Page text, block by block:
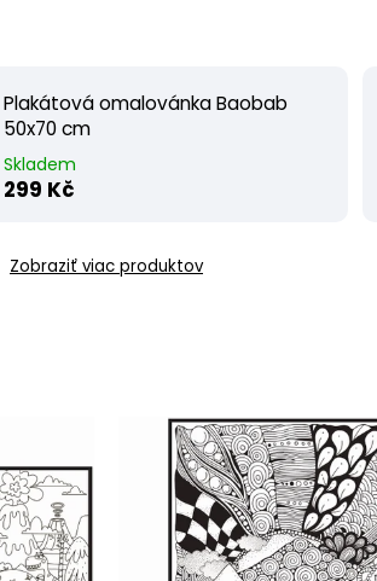
Plakátová omalovánka Baobab
50x70 cm
Skladem
299 Kč
Zobraziť viac produktov